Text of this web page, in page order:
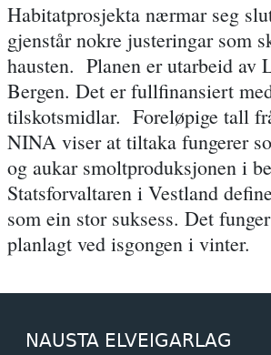
Habitatprosjekta nærmar seg
gjenstår nokre justeringar som
hausten. Planen er utarbeid av
Bergen. Det er fullfinansiert
tilskotsmidlar. Foreløpige tall
NINA viser at tiltaka fungerer
og aukar smoltproduksjonen i
Statsforvaltaren i Vestland
som ein stor suksess. Det
planlagt ved isgongen i vinter.
NAUSTA ELVEIGARLAG